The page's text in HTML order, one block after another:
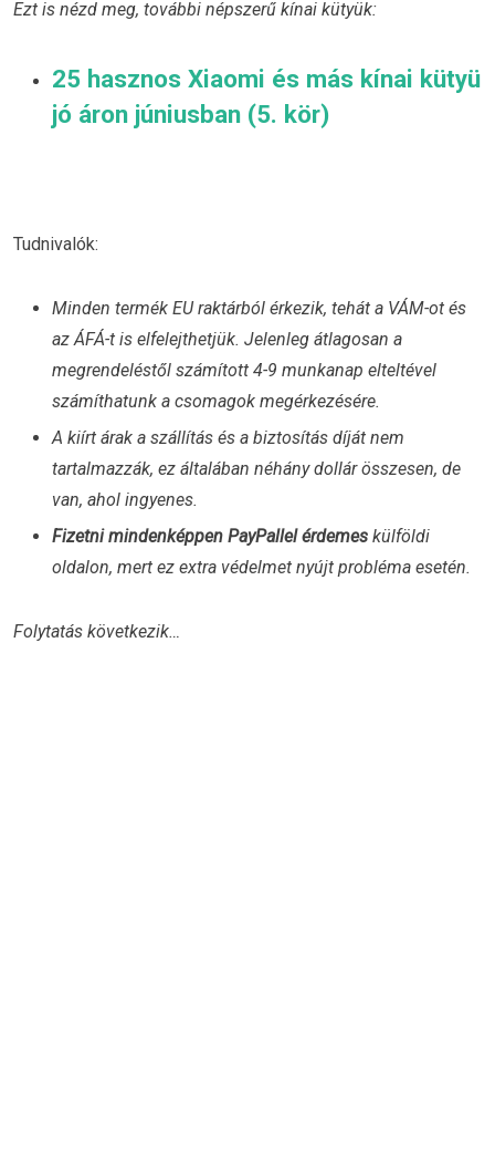
Ezt is nézd meg, további népszerű kínai kütyük:
25 hasznos Xiaomi és más kínai kütyü
jó áron júniusban (5. kör)
Tudnivalók:
Minden termék EU raktárból érkezik, tehát a VÁM-ot és
az ÁFÁ-t is elfelejthetjük. Jelenleg átlagosan a
megrendeléstől számított 4-9 munkanap elteltével
számíthatunk a csomagok megérkezésére.
A kiírt árak a szállítás és a biztosítás díját nem
tartalmazzák, ez általában néhány dollár összesen, de
van, ahol ingyenes.
Fizetni mindenképpen PayPallel érdemes külföldi
oldalon, mert ez extra védelmet nyújt probléma esetén.
Folytatás következik…